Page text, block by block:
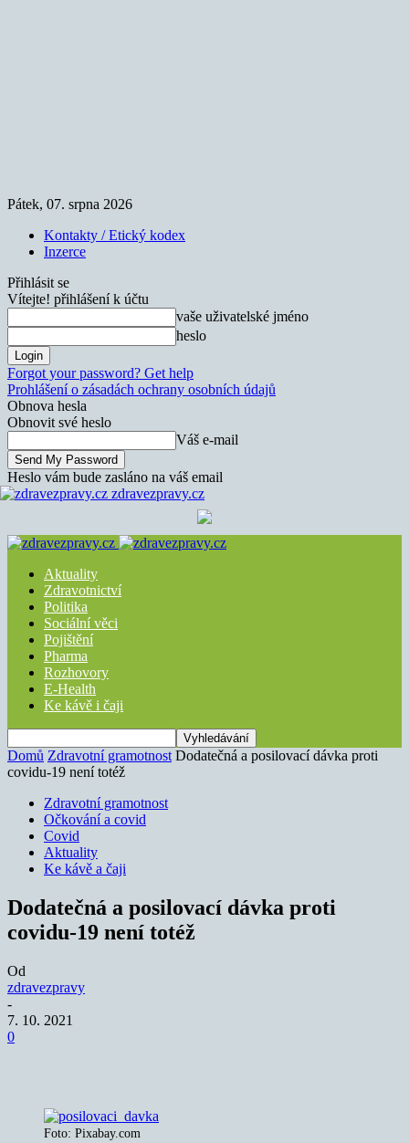
Pátek, 07. srpna 2026
Kontakty / Etický kodex
Inzerce
Přihlásit se
Vítejte! přihlášení k účtu
vaše uživatelské jméno
heslo
Forgot your password? Get help
Prohlášení o zásadách ochrany osobních údajů
Obnova hesla
Obnovit své heslo
Váš e-mail
Heslo vám bude zasláno na váš email
zdravezpravy.cz
Aktuality
Zdravotnictví
Politika
Sociální věci
Pojištění
Pharma
Rozhovory
E-Health
Ke kávě i čaji
Domů Zdravotní gramotnost Dodatečná a posilovací dávka proti
covidu-19 není totéž
Zdravotní gramotnost
Očkování a covid
Covid
Aktuality
Ke kávě a čaji
Dodatečná a posilovací dávka proti
covidu-19 není totéž
Od
zdravezpravy
-
7. 10. 2021
0
Foto: Pixabay.com